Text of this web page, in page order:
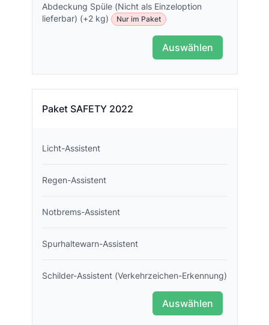
Abdeckung Spüle (Nicht als Einzeloption
lieferbar) (+2 kg)
Nur im Paket
Auswählen
Paket SAFETY 2022
Licht-Assistent
Regen-Assistent
Notbrems-Assistent
Spurhaltewarn-Assistent
Schilder-Assistent (Verkehrzeichen-Erkennung)
Auswählen